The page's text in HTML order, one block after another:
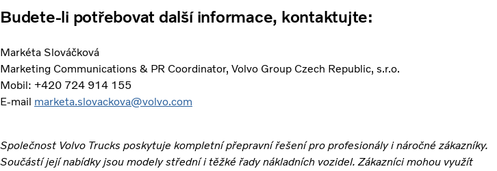
Budete-li potřebovat další informace, kontaktujte:
Markéta Slováčková
Marketing Communications & PR Coordinator, Volvo Group Czech Republic, s.r.o.
Mobil: +420 724 914 155
E-mail marketa.slovackova@volvo.com
Společnost Volvo Trucks poskytuje kompletní přepravní řešení pro profesionály i náročné zákazníky.
Součástí její nabídky jsou modely střední i těžké řady nákladních vozidel. Zákazníci mohou využít